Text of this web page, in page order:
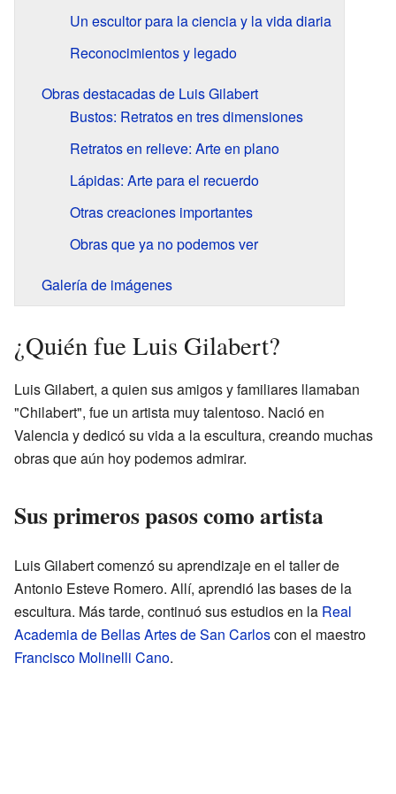
Un escultor para la ciencia y la vida diaria
Reconocimientos y legado
Obras destacadas de Luis Gilabert
Bustos: Retratos en tres dimensiones
Retratos en relieve: Arte en plano
Lápidas: Arte para el recuerdo
Otras creaciones importantes
Obras que ya no podemos ver
Galería de imágenes
¿Quién fue Luis Gilabert?
Luis Gilabert, a quien sus amigos y familiares llamaban
"Chilabert", fue un artista muy talentoso. Nació en
Valencia y dedicó su vida a la escultura, creando muchas
obras que aún hoy podemos admirar.
Sus primeros pasos como artista
Luis Gilabert comenzó su aprendizaje en el taller de
Antonio Esteve Romero. Allí, aprendió las bases de la
escultura. Más tarde, continuó sus estudios en la Real
Academia de Bellas Artes de San Carloscon el maestro
Francisco Molinelli Cano.